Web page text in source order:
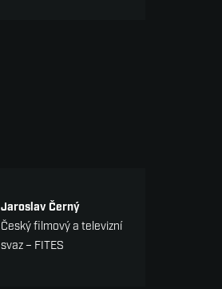
Jaroslav Černý
Český filmový a televizní
svaz – FITES